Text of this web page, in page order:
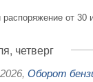
от
четверг
, Оборот